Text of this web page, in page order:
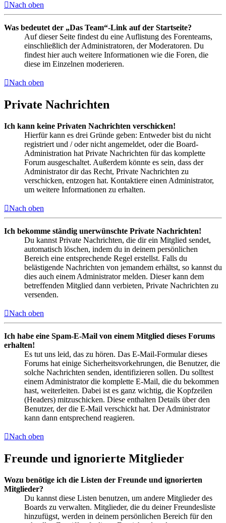
Nach oben
Was bedeutet der „Das Team“-Link auf der Startseite?
Auf dieser Seite findest du eine Auflistung des Forenteams,
einschließlich der Administratoren, der Moderatoren. Du
findest hier auch weitere Informationen wie die Foren, die
diese im Einzelnen moderieren.
Nach oben
Private Nachrichten
Ich kann keine Privaten Nachrichten verschicken!
Hierfür kann es drei Gründe geben: Entweder bist du nicht
registriert und / oder nicht angemeldet, oder die Board-
Administration hat Private Nachrichten für das komplette
Forum ausgeschaltet. Außerdem könnte es sein, dass der
Administrator dir das Recht, Private Nachrichten zu
verschicken, entzogen hat. Kontaktiere einen Administrator,
um weitere Informationen zu erhalten.
Nach oben
Ich bekomme ständig unerwünschte Private Nachrichten!
Du kannst Private Nachrichten, die dir ein Mitglied sendet,
automatisch löschen, indem du in deinem persönlichen
Bereich eine entsprechende Regel erstellst. Falls du
belästigende Nachrichten von jemandem erhältst, so kannst du
dies auch einem Administrator melden. Dieser kann dem
betreffenden Mitglied dann verbieten, Private Nachrichten zu
versenden.
Nach oben
Ich habe eine Spam-E-Mail von einem Mitglied dieses Forums
erhalten!
Es tut uns leid, das zu hören. Das E-Mail-Formular dieses
Forums hat einige Sicherheitsvorkehrungen, die Benutzer, die
solche Nachrichten senden, identifizieren sollen. Du solltest
einem Administrator die komplette E-Mail, die du bekommen
hast, weiterleiten. Dabei ist es ganz wichtig, die Kopfzeilen
(Headers) mitzuschicken. Diese enthalten Details über den
Benutzer, der die E-Mail verschickt hat. Der Administrator
kann dann entsprechend reagieren.
Nach oben
Freunde und ignorierte Mitglieder
Wozu benötige ich die Listen der Freunde und ignorierten
Mitglieder?
Du kannst diese Listen benutzen, um andere Mitglieder des
Boards zu verwalten. Mitglieder, die du deiner Freundesliste
hinzufügst, werden in deinem persönlichen Bereich für den